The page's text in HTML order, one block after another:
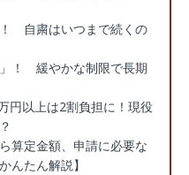
自粛はいつまで続くの
！ 緩やかな制限で長期
円以上は2割負担に！現役
算定金額、申請に必要な
んたん解説】